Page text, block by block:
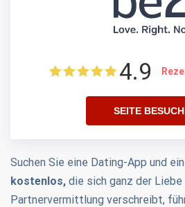
4.9
SEITE
Suchen Sie eine Dating-App und
kostenlos, die sich ganz der
Partnervermittlung verschreibt,